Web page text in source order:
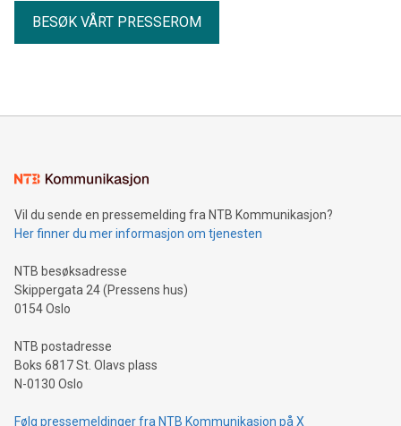
BESØK VÅRT PRESSEROM
Vil du sende en pressemelding fra NTB Kommunikasjon?
Her finner du mer informasjon om tjenesten
NTB besøksadresse
Skippergata 24 (Pressens hus)
0154 Oslo
NTB postadresse
Boks 6817 St. Olavs plass
N-0130 Oslo
Følg pressemeldinger fra NTB Kommunikasjon på X